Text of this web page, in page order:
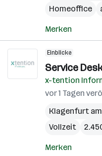
Homeoffice
Merken
Einblicke
Service
x-tention
vor 1 Tagen
Klagenfurt
Vollzeit
Merken